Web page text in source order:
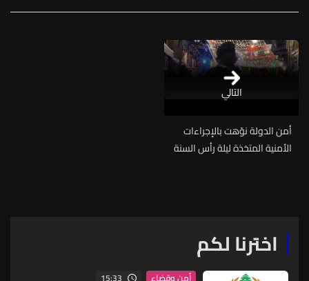
التالي
أمن الدولة نوّهت بالإجراءات
الأمنية المتخذة ليلة رأس السنة
اخترنا لكم
15:33